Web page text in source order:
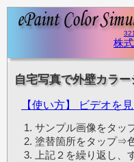
株
自宅写真で外壁カラ
【使い方】 ビデオを
サンプル画像をタッ
塗替箇所をタップ⇒
上記２を繰り返し、